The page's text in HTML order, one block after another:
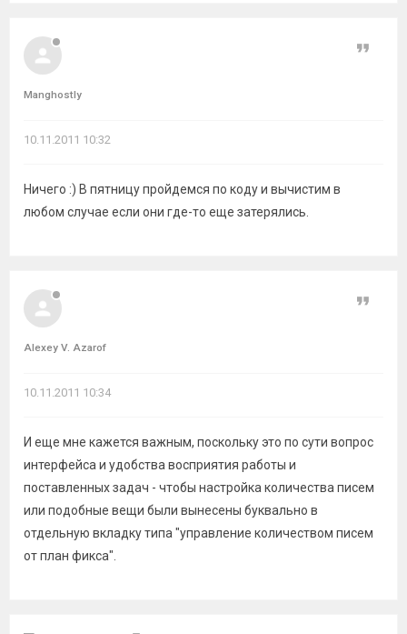
Manghostly
Цитата
10.11.2011 10:32
Ничего :) В пятницу пройдемся по коду и вычистим в
любом случае если они где-то еще затерялись.
Alexey V. Azarof
Цитата
10.11.2011 10:34
И еще мне кажется важным, поскольку это по сути вопрос
интерфейса и удобства восприятия работы и
поставленных задач - чтобы настройка количества писем
или подобные вещи были вынесены буквально в
отдельную вкладку типа "управление количеством писем
от план фикса".